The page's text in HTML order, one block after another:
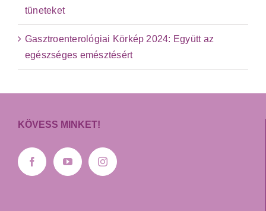
tüneteket
Gasztroenterológiai Körkép 2024: Együtt az
egészséges emésztésért
KÖVESS MINKET!